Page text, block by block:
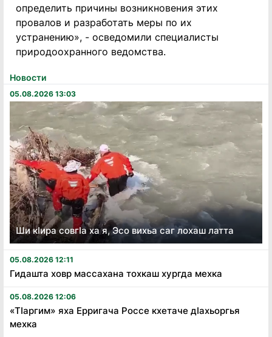
Новости
05.08.2026 13:03
Ши кӏира совгӏа ха я, Эсо вихьа саг лохаш латта
05.08.2026 12:11
Гидашта ховр массахана тохкаш хургда мехка
05.08.2026 12:06
«Тӏаргим» яха Ерригача Россе кхетаче дӏахьоргья
мехка
определить причины возникновения этих
провалов и разработать меры по их
устранению», - осведомили специалисты
природоохранного ведомства.